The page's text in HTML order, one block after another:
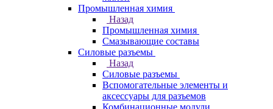
Промышленная химия
Назад
Промышленная химия
Смазывающие составы
Силовые разъемы
Назад
Силовые разъемы
Вспомогательные элементы и
аксессуары для разъемов
Комбинационные модули